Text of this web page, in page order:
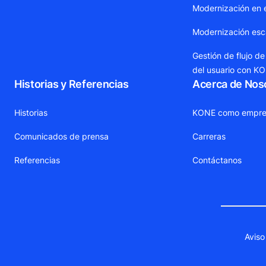
Modernización en
Modernización
Gestión de flujo
del usuario con
Historias y Referencias
Historias
Comunicados de prensa
Referencias
Acerca de
KONE como
Carreras
Contáctanos